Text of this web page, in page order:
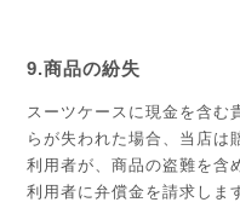
9.商品の紛失
スーツケースに現金を含む
らが失われた場合、当店は
利用者が、商品の盗難を含
利用者に弁償金を請求しま